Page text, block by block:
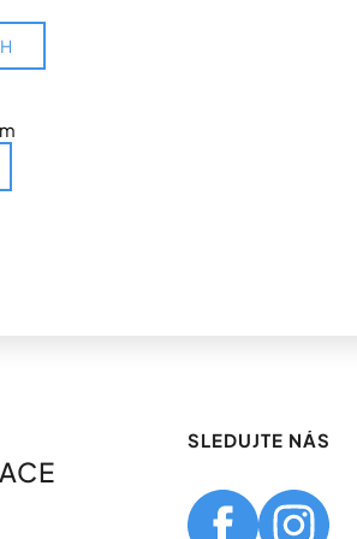
SLEDUJTE NÁS